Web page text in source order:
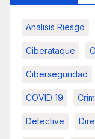
Analisis Riesgo
Ciberataque
Ciberseguridad
COVID 19
Detective